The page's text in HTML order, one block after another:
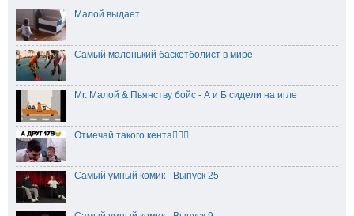
Малой выдает
Самый маленький баскетболист в мире
Mr. Малой & Пьянству бойс - А и Б сидели на игле
Отмечай такого кента👇🏻😂
Самый умный комик - Выпуск 25